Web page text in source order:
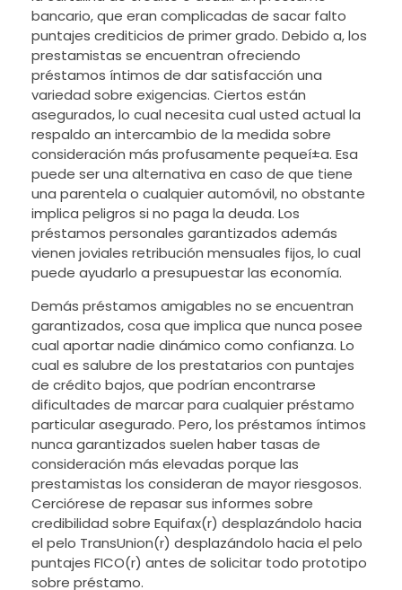
bancario, que eran complicadas de sacar falto
puntajes crediticios de primer grado. Debido a, los
prestamistas se encuentran ofreciendo
préstamos íntimos de dar satisfacción una
variedad sobre exigencias. Ciertos están
asegurados, lo cual necesita cual usted actual la
respaldo an intercambio de la medida sobre
consideración más profusamente pequeí±a. Esa
puede ser una alternativa en caso de que tiene
una parentela o cualquier automóvil, no obstante
implica peligros si no paga la deuda. Los
préstamos personales garantizados además
vienen joviales retribución mensuales fijos, lo cual
puede ayudarlo a presupuestar las economía.
Demás préstamos amigables no se encuentran
garantizados, cosa que implica que nunca posee
cual aportar nadie dinámico como confianza. Lo
cual es salubre de los prestatarios con puntajes
de crédito bajos, que podrían encontrarse
dificultades de marcar para cualquier préstamo
particular asegurado. Pero, los préstamos íntimos
nunca garantizados suelen haber tasas de
consideración más elevadas porque las
prestamistas los consideran de mayor riesgosos.
Cerciórese de repasar sus informes sobre
credibilidad sobre Equifax(r) desplazándolo hacia
el pelo TransUnion(r) desplazándolo hacia el pelo
puntajes FICO(r) antes de solicitar todo prototipo
sobre préstamo.